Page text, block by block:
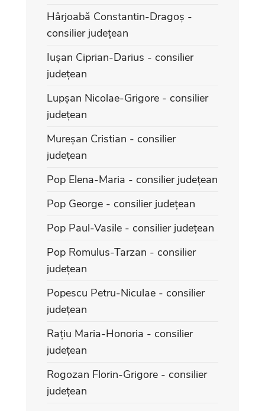
Hârjoabă Constantin-Dragoș -
consilier județean
Iușan Ciprian-Darius - consilier
județean
Lupșan Nicolae-Grigore - consilier
județean
Mureșan Cristian - consilier
județean
Pop Elena-Maria - consilier județean
Pop George - consilier județean
Pop Paul-Vasile - consilier județean
Pop Romulus-Tarzan - consilier
județean
Popescu Petru-Niculae - consilier
județean
Rațiu Maria-Honoria - consilier
județean
Rogozan Florin-Grigore - consilier
județean